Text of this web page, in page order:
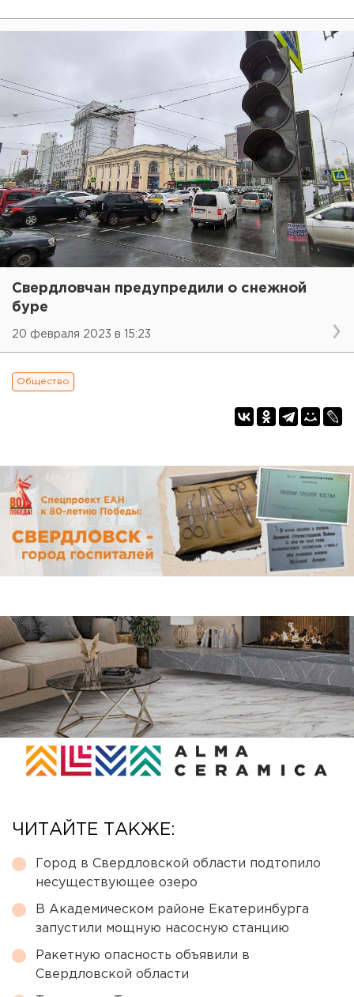
Свердловчан предупредили о снежной
буре
20 февраля 2023 в 15:23
Общество
ЧИТАЙТЕ ТАКЖЕ:
Город в Свердловской области подтопило
несуществующее озеро
В Академическом районе Екатеринбурга
запустили мощную насосную станцию
Ракетную опасность объявили в
Свердловской области